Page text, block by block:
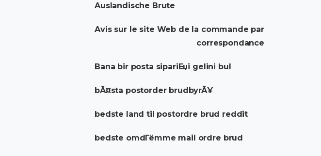
Auslandische Brute
Avis sur le site Web de la commande par
correspondance
Bana bir posta sipariЕџi gelini bul
bÃ¤sta postorder brudbyrÃ¥
bedste land til postordre brud reddit
bedste omdГёmme mail ordre brud